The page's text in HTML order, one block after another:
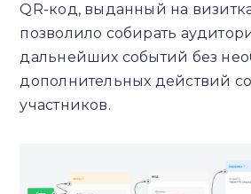
QR-код, выданный на
позволило собирать
дальнейших событий без
дополнительных действий
участников.